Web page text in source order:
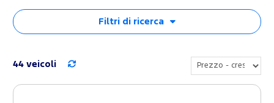
Filtri di ricerca
44 veicoli